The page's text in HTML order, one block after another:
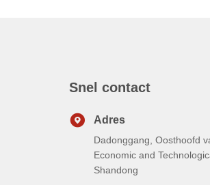
Snel contact
Adres
Dadonggang, Oosthoofd
Economic and
Shandong